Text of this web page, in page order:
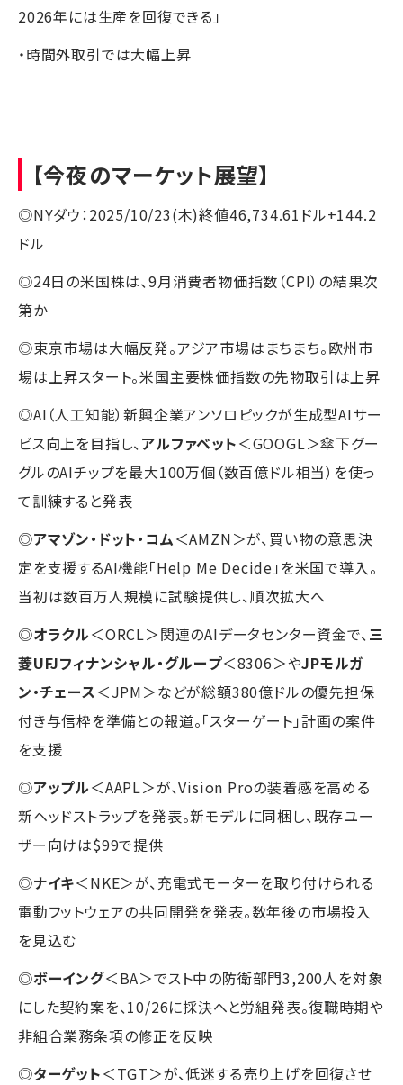
2026年には生産を回復できる」
・時間外取引では大幅上昇
【今夜のマーケット展望】
◎NYダウ：2025/10/23(木)終値46,734.61ドル+144.2
ドル
◎24日の米国株は、9月消費者物価指数（CPI）の結果次
第か
◎東京市場は大幅反発。アジア市場はまちまち。欧州市
場は上昇スタート。米国主要株価指数の先物取引は上昇
◎AI（人工知能）新興企業アンソロピックが生成型AIサー
ビス向上を目指し、アルファベット＜GOOGL＞傘下グー
グルのAIチップを最大100万個（数百億ドル相当）を使っ
て訓練すると発表
◎アマゾン・ドット・コム＜AMZN＞が、買い物の意思決
定を支援するAI機能「Help Me Decide」を米国で導入。
当初は数百万人規模に試験提供し、順次拡大へ
◎オラクル＜ORCL＞関連のAIデータセンター資金で、三
菱UFJフィナンシャル・グループ＜8306＞やJPモルガ
ン・チェース＜JPM＞などが総額380億ドルの優先担保
付き与信枠を準備との報道。「スターゲート」計画の案件
を支援
◎アップル＜AAPL＞が、Vision Proの装着感を高める
新ヘッドストラップを発表。新モデルに同梱し、既存ユー
ザー向けは$99で提供
◎ナイキ＜NKE＞が、充電式モーターを取り付けられる
電動フットウェアの共同開発を発表。数年後の市場投入
を見込む
◎ボーイング＜BA＞でスト中の防衛部門3,200人を対象
にした契約案を、10/26に採決へと労組発表。復職時期や
非組合業務条項の修正を反映
◎ターゲット＜TGT＞が、低迷する売り上げを回復させ